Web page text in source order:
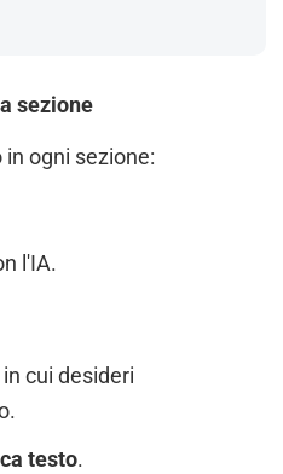
sezione
ogni sezione:
l'IA.
in cui desideri
testo.